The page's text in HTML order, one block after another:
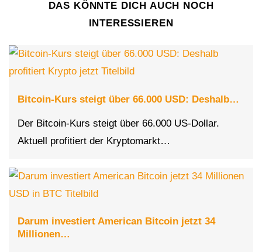
DAS KÖNNTE DICH AUCH NOCH
INTERESSIEREN
Bitcoin-Kurs steigt über 66.000 USD: Deshalb…
Der Bitcoin-Kurs steigt über 66.000 US-Dollar.
Aktuell profitiert der Kryptomarkt…
Darum investiert American Bitcoin jetzt 34
Millionen…